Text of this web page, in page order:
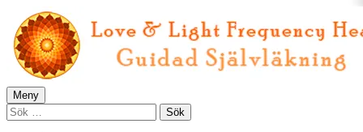
till
innehåll
Love & Light Frequency Healing
Guidad Självläkning
Primär
meny
Meny
Sök
efter: